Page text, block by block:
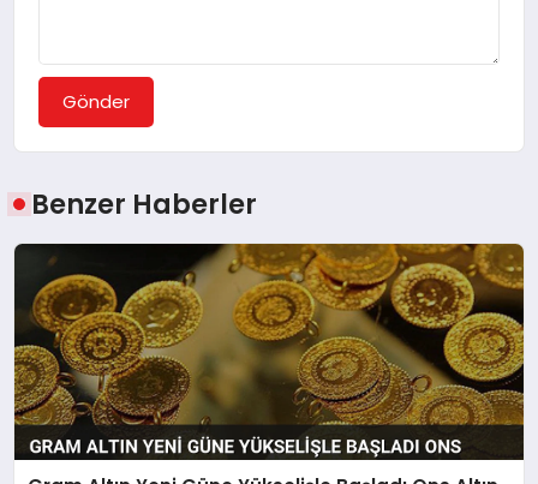
Gönder
Benzer Haberler